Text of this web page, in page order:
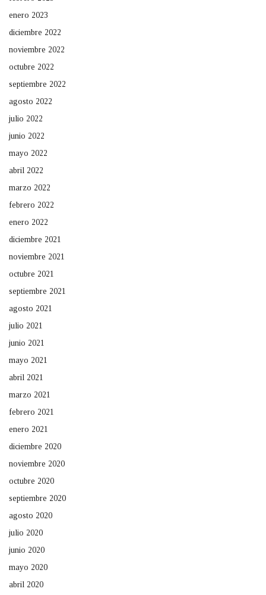
enero 2023
diciembre 2022
noviembre 2022
octubre 2022
septiembre 2022
agosto 2022
julio 2022
junio 2022
mayo 2022
abril 2022
marzo 2022
febrero 2022
enero 2022
diciembre 2021
noviembre 2021
octubre 2021
septiembre 2021
agosto 2021
julio 2021
junio 2021
mayo 2021
abril 2021
marzo 2021
febrero 2021
enero 2021
diciembre 2020
noviembre 2020
octubre 2020
septiembre 2020
agosto 2020
julio 2020
junio 2020
mayo 2020
abril 2020